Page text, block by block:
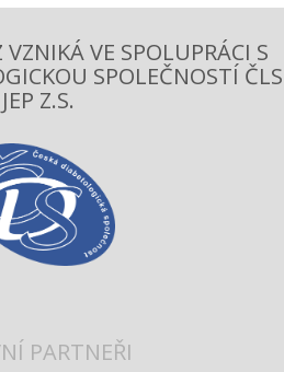
VE SPOLUPRÁCI S
SPOLEČNOSTÍ ČLS
JEP Z.S.
PARTNEŘI